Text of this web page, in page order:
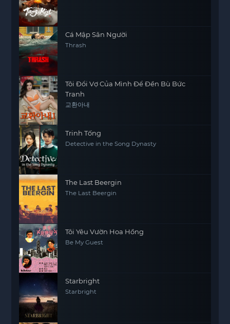
Cá Mập Săn Người
Thrash
Tôi Đổi Vợ Của Mình Để Đền Bù Bức
Tranh
교환아내
Trinh Tống
Detective in the Song Dynasty
The Last Beergin
The Last Beergin
Tôi Yêu Vườn Hoa Hồng
Be My Guest
Starbright
Starbright